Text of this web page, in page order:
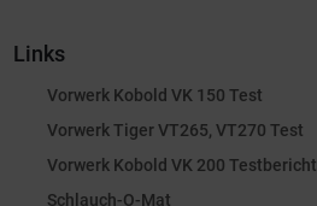
Links
Vorwerk Kobold VK 150 Test
Vorwerk Tiger VT265, VT270 Test
Vorwerk Kobold VK 200 Testbericht
Schlauch-O-Mat